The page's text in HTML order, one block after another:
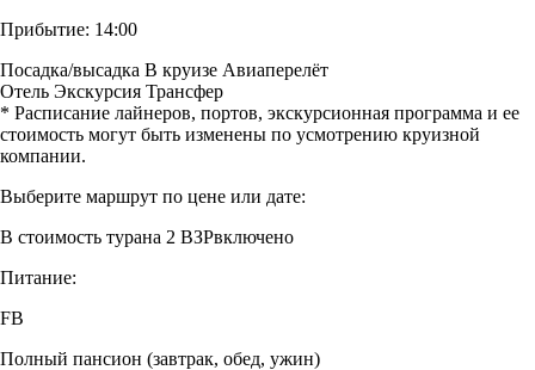
Прибытие: 14:00
Посадка/высадка В круизе Авиаперелёт
Отель Экскурсия Трансфер
* Расписание лайнеров, портов, экскурсионная программа и ее
стоимость могут быть изменены по усмотрению круизной
компании.
Выберите маршрут по цене или дате:
В стоимость турана 2 ВЗРвключено
Питание:
FB
Полный пансион (завтрак, обед, ужин)